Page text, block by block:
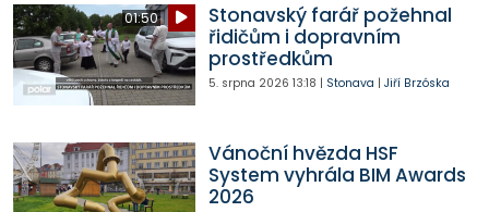
01:50
Stonavský farář požehnal
řidičům i dopravním
prostředkům
5. srpna 2026 13:18 | Stonava | Jiří Brzóska
Vánoční hvězda HSF
System vyhrála BIM Awards
2026